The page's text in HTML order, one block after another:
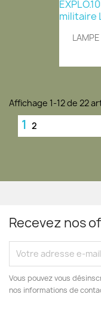
Affichage 1-12 de 22
1 2
Recevez nos
Vous pouvez vous
nos informations de